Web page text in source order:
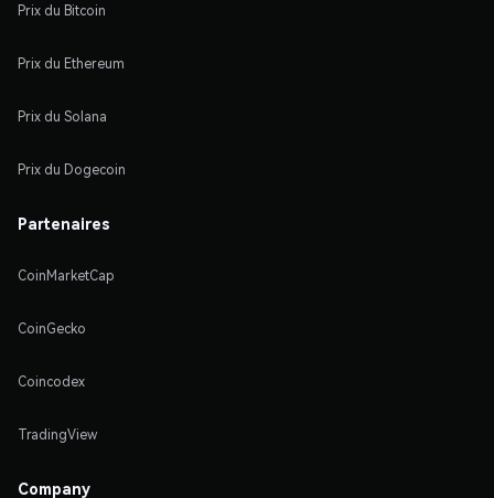
Prix du Bitcoin
Prix du Ethereum
Prix du Solana
Prix du Dogecoin
Partenaires
CoinMarketCap
CoinGecko
Coincodex
TradingView
Company